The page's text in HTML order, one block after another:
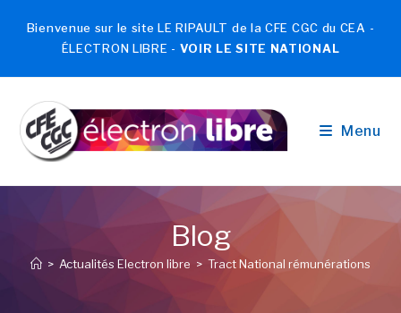
Bienvenue sur le site LE RIPAULT de la CFE CGC du CEA -
ÉLECTRON LIBRE - VOIR LE SITE NATIONAL
Menu
Blog
> Actualités Electron libre > Tract National rémunérations